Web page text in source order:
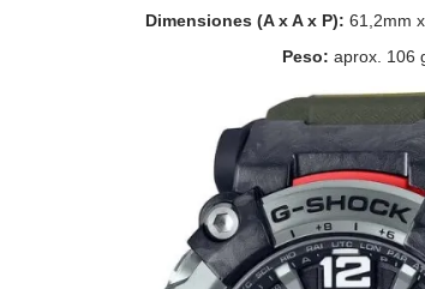
Dimensiones (A x A x P): 61,2mm
Peso: aprox. 106